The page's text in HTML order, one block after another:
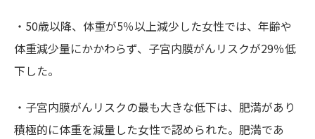
・50歳以降、体重が5％以上減少した女性では、年齢や
体重減少量にかかわらず、子宮内膜がんリスクが29％低
下した。
・子宮内膜がんリスクの最も大きな低下は、肥満があり
積極的に体重を減量した女性で認められた。肥満であ